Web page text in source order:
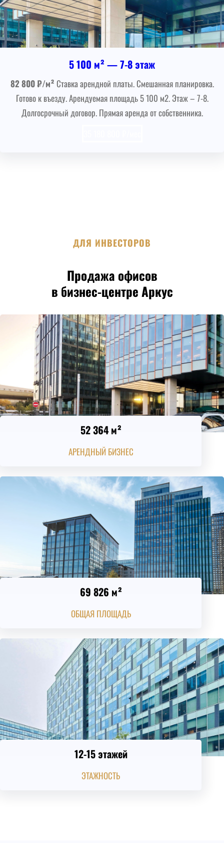
5 100 м² — 7-8 этаж
82 800 ₽/м² Ставка арендной платы. Смешанная планировка.
Готово к въезду. Арендуемая площадь 5 100 м2. Этаж – 7-8.
Долгосрочный договор. Прямая аренда от собственника.
ДЛЯ ИНВЕСТОРОВ
Продажа офисов
в бизнес-центре Аркус
52 364 м²
АРЕНДНЫЙ БИЗНЕС
69 826 м²
ОБЩАЯ ПЛОЩАДЬ
12-15 этажей
ЭТАЖНОСТЬ